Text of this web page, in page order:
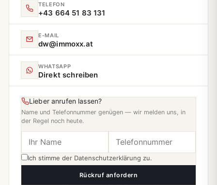
TELEFON
+43 664 51 83 131
E‑MAIL
dw@immoxx.at
WHATSAPP
Direkt schreiben
Lieber anrufen lassen?
Name und Telefonnummer genügen — wir melden uns, in
der Regel noch heute.
Ich stimme der Datenschutzerklärung zu.
Rückruf anfordern